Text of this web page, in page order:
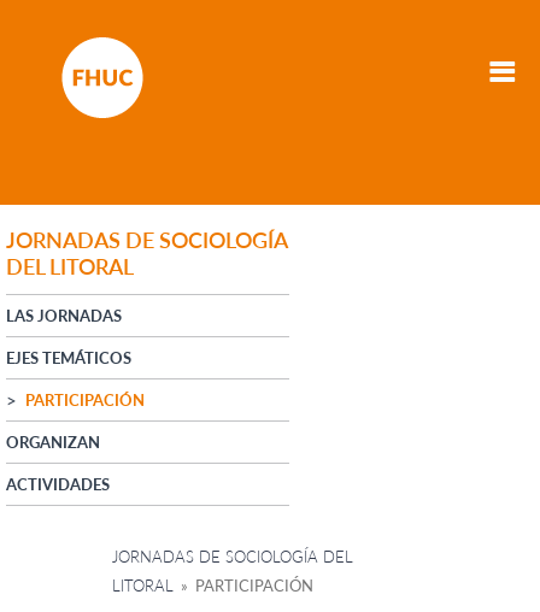
JORNADAS DE SOCIOLOGÍA
DEL LITORAL
LAS JORNADAS
EJES TEMÁTICOS
PARTICIPACIÓN
ORGANIZAN
ACTIVIDADES
JORNADAS DE SOCIOLOGÍA DEL
LITORAL
» PARTICIPACIÓN